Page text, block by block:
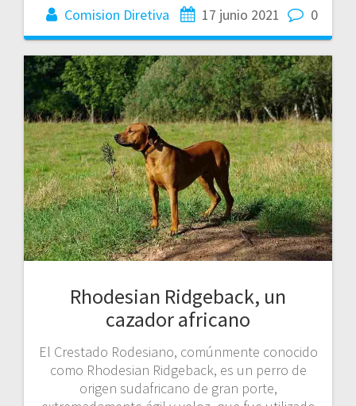
Comision Diretiva 17 junio 2021 0
Rhodesian Ridgeback, un
cazador africano
El Crestado Rodesiano, comúnmente conocido
como Rhodesian Ridgeback, es un perro de
origen sudafricano de gran porte,